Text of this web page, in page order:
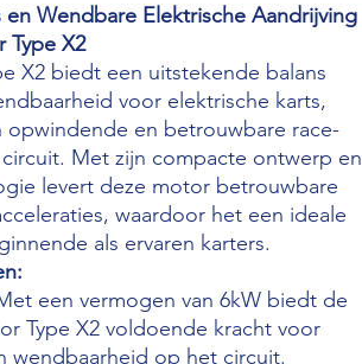
Wendbare Elektrische Aandrijving
Type X2
X2 biedt een uitstekende balans
voor elektrische karts,
opwindende en betrouwbare race-
Met zijn compacte ontwerp en
levert deze motor betrouwbare
waardoor het een ideale
als ervaren karters.
een vermogen van 6kW biedt de
Type X2 voldoende kracht voor
wendbaarheid op het circuit.